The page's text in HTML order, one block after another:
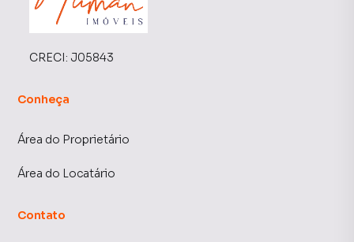
CRECI: J05843
Conheça
Área do Proprietário
Área do Locatário
Contato